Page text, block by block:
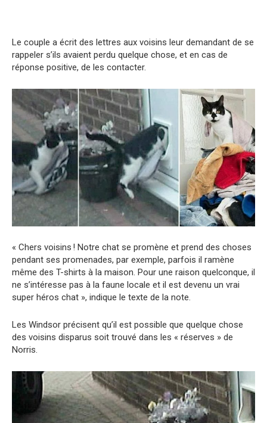
Le couple a écrit des lettres aux voisins leur demandant de se
rappeler s’ils avaient perdu quelque chose, et en cas de
réponse positive, de les contacter.
« Chers voisins ! Notre chat se promène et prend des choses
pendant ses promenades, par exemple, parfois il ramène
même des T-shirts à la maison. Pour une raison quelconque, il
ne s’intéresse pas à la faune locale et il est devenu un vrai
super héros chat », indique le texte de la note.
Les Windsor précisent qu’il est possible que quelque chose
des voisins disparus soit trouvé dans les « réserves » de
Norris.